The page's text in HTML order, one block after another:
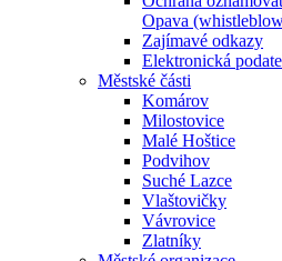
Opava
Zajímavé odkazy
Elektronická
Městské části
Komárov
Milostovice
Malé Hoštice
Podvihov
Suché Lazce
Vlaštovičky
Vávrovice
Zlatníky